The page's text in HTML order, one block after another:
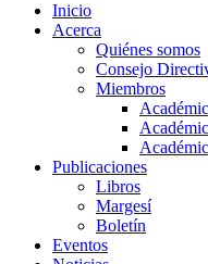
Inicio
Acerca
Quiénes somos
Consejo
Miembros
Publicaciones
Libros
Margesí
Boletín
Eventos